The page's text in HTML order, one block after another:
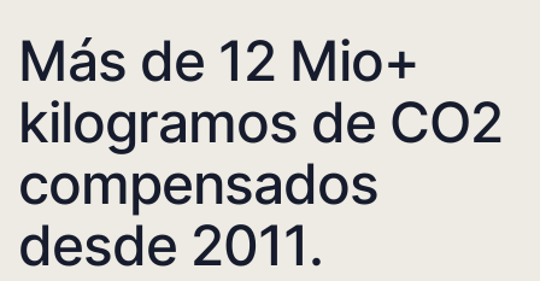
Más de 12 Mio+
kilogramos de CO2
compensados
desde 2011.